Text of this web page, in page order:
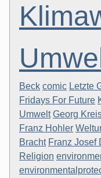
Beck comic Letzte
Fridays For Future
Umwelt Georg
Franz Hohler
Bracht Franz Josef
Religion